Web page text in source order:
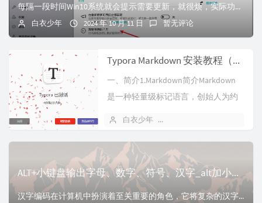
每隔一段时间Win10系统就会提示需要更新，就很烦，实际功能又并没有增加多少，于是便有了以下教程
白衣少年 2024 年 10 月 11 日 暂无评论
Typora Markdown 安装教程（2024六月亲测可用！！！）
一、简介1.Markdown简介Markdown
是一种轻量级标记语言，创始人为约
白衣少年
ALT+小键盘输出字母、数字、符号、汉字_alt加小键盘
汉字编码在计算机中扮演着至关重要的角色，它将复杂的汉字字符转化为二进制形式以便于存储和处理。主要有三种主要的汉字编码体系